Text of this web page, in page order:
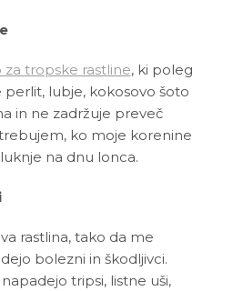
za tropske rastline, ki poleg
perlit, lubje, kokosovo šoto
in ne zadržuje preveč
ko moje korenine
na dnu lonca.
rastlina, tako da me
bolezni in škodljivci.
tripsi, listne uši,